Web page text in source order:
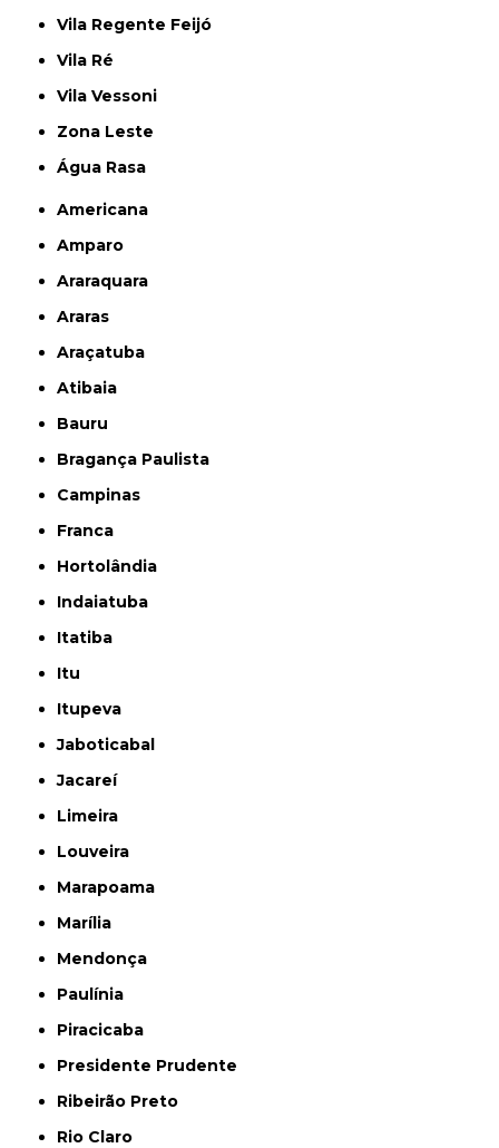
Vila Regente Feijó
Vila Ré
Vila Vessoni
Zona Leste
Água Rasa
Americana
Amparo
Araraquara
Araras
Araçatuba
Atibaia
Bauru
Bragança Paulista
Campinas
Franca
Hortolândia
Indaiatuba
Itatiba
Itu
Itupeva
Jaboticabal
Jacareí
Limeira
Louveira
Marapoama
Marília
Mendonça
Paulínia
Piracicaba
Presidente Prudente
Ribeirão Preto
Rio Claro